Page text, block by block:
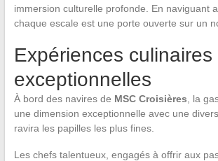
immersion culturelle profonde. En naviguant
chaque escale est une porte ouverte sur un
Expériences culinaires
exceptionnelles
À bord des navires de MSC Croisières , la
une dimension exceptionnelle avec une
ravira les papilles les plus fines.
Les chefs talentueux, engagés à offrir aux